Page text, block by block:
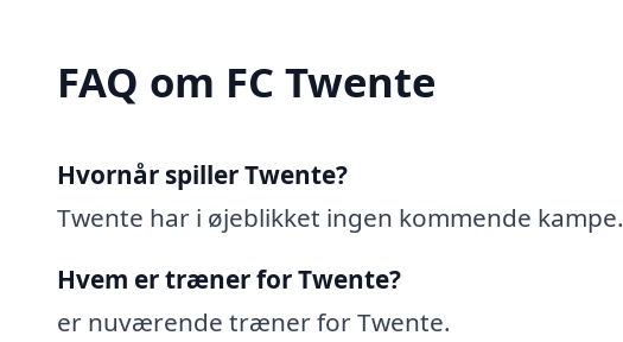
FAQ om FC Twente
Hvornår spiller Twente?
Twente har i øjeblikket ingen kommende kampe.
Hvem er træner for Twente?
er nuværende træner for Twente.